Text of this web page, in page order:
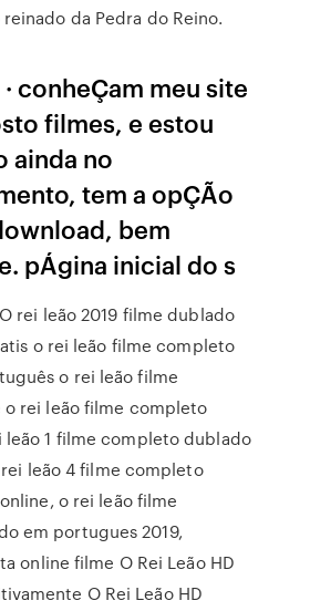
da Pedra do Reino.
conheÇam meu site
filmes, e estou
ainda no
tem a opÇÃo
bem
pÁgina inicial do s
rei leão 2019 filme dublado
o rei leão filme completo
o rei leão filme
rei leão filme completo
1 filme completo dublado
leão 4 filme completo
o rei leão filme
em portugues 2019,
online filme O Rei Leão HD
O Rei Leão HD